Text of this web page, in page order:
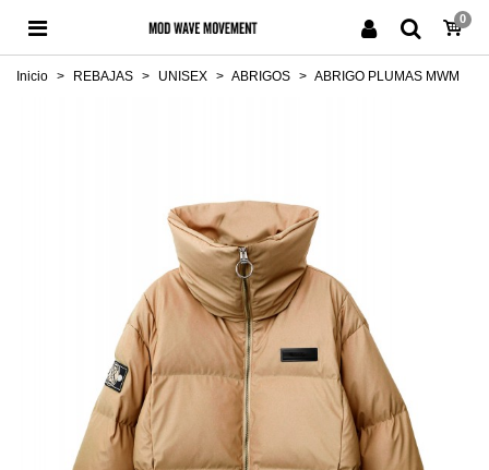
0
Inicio > REBAJAS > UNISEX > ABRIGOS > ABRIGO PLUMAS MWM